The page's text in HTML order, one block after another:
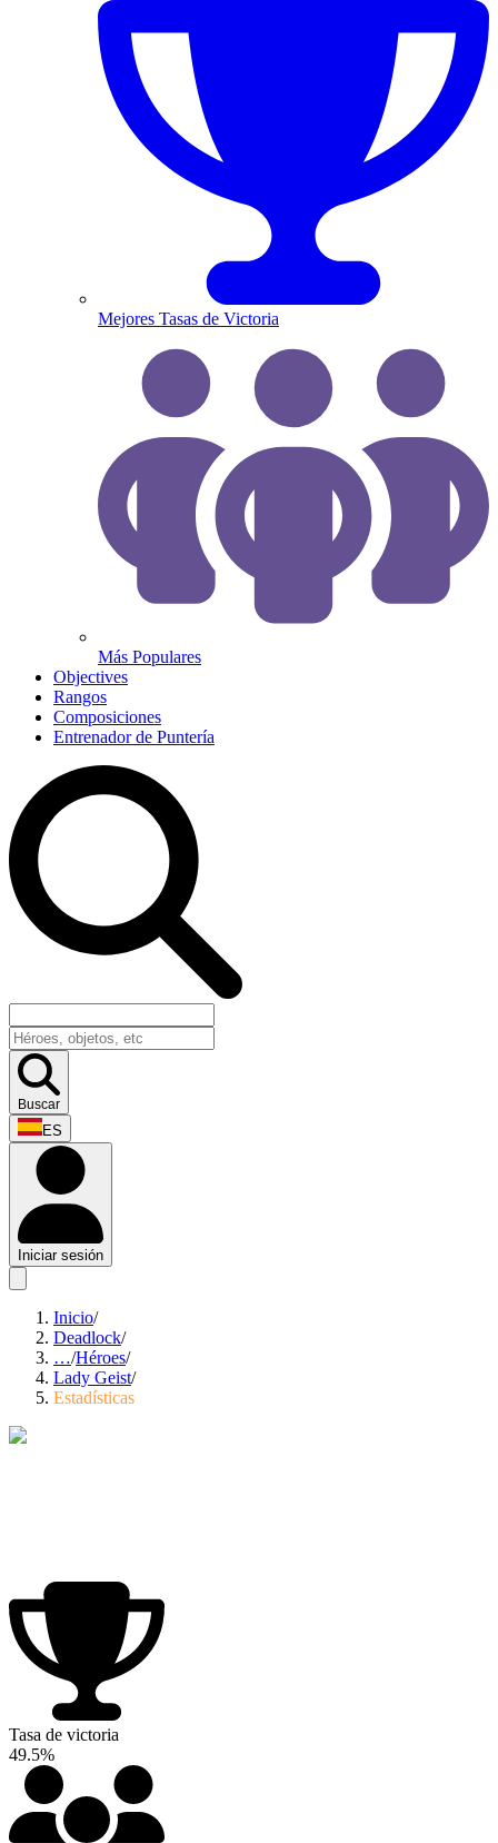
Mejores Tasas de Victoria
Más Populares
Objectives
Rangos
Composiciones
Entrenador de Puntería
Buscar
ES
Iniciar sesión
Inicio/
Deadlock/
…/Héroes/
Lady Geist/
Estadísticas
Tasa de victoria
49.5%